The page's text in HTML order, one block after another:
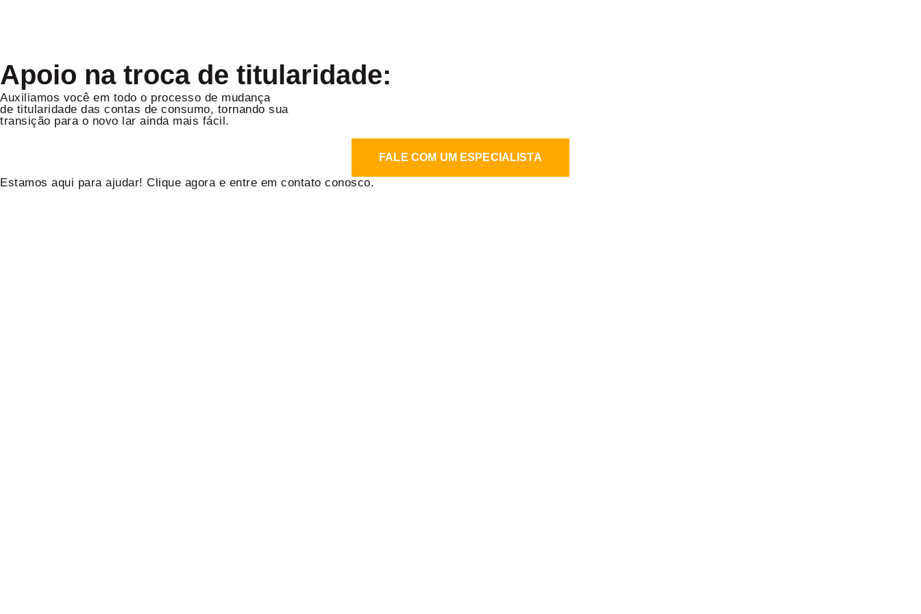
Apoio na troca de titularidade:
Auxiliamos você em todo o processo de mudança
de titularidade das contas de consumo, tornando sua
transição para o novo lar ainda mais fácil.
FALE COM UM ESPECIALISTA
Estamos aqui para ajudar! Clique agora e entre em contato conosco.